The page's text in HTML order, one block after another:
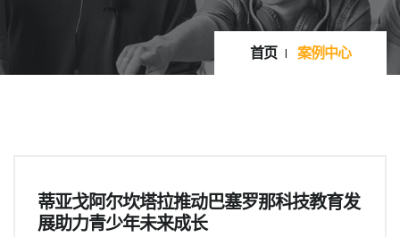
首页 案例中心
蒂亚戈阿尔坎塔拉推动巴塞罗那科技教育发
展助力青少年未来成长